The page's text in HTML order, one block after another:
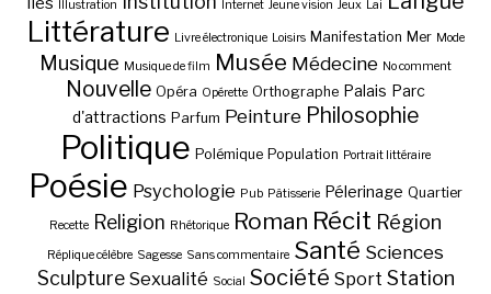
Illustration Internet Jeune vision Jeux Lai
Littérature Livre électronique Loisirs Manifestation Mer Mode
Musique Musique de film Musée Médecine No comment
Nouvelle Opéra Opérette Orthographe Palais Parc
d'attractions Parfum Peinture Philosophie
Politique Polémique Population Portrait littéraire
Poésie Psychologie Pub Pâtisserie Pélerinage Quartier
Recette Religion Rhétorique Roman Récit Région
Réplique célèbre Sagesse Sans commentaire Santé Sciences
Sculpture Sexualité Social Société Sport Station